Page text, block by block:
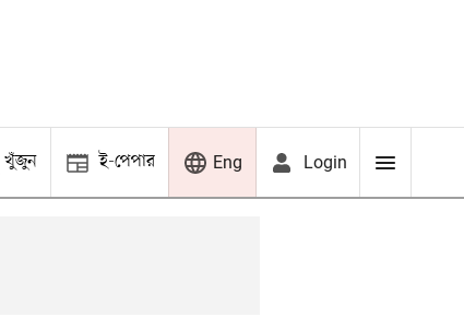
খুঁজুন ই-পেপার Eng Login